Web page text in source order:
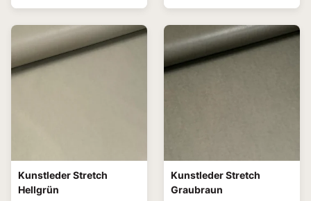
Kunstleder Stretch
Hellgrün
Kunstleder Stretch
Graubraun